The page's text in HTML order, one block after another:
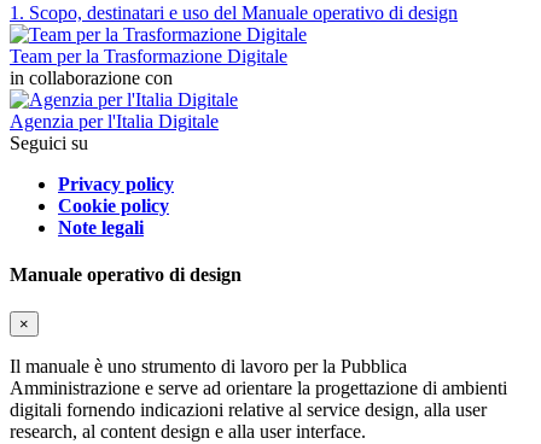
1. Scopo, destinatari e uso del Manuale operativo di design
Team per la Trasformazione Digitale
in collaborazione con
Agenzia per l'Italia Digitale
Seguici su
Privacy policy
Cookie policy
Note legali
Manuale operativo di design
×
Il manuale è uno strumento di lavoro per la Pubblica
Amministrazione e serve ad orientare la progettazione di ambienti
digitali fornendo indicazioni relative al service design, alla user
research, al content design e alla user interface.